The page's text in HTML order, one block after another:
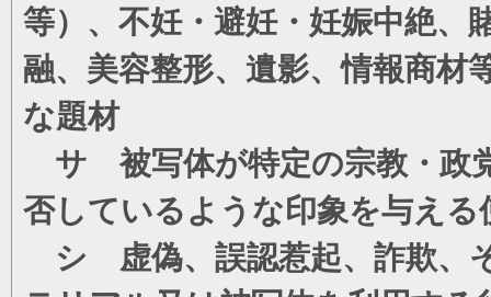
等）、不妊・避妊・妊娠中絶、
融、美容整形、遺影、情報商材
な題材
サ 被写体が特定の宗教・政
否しているような印象を与える
シ 虚偽、誤認惹起、詐欺、